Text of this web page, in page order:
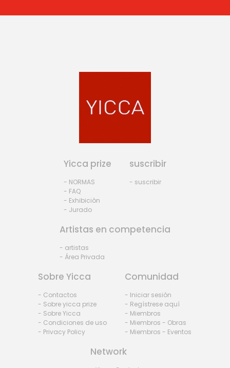
Yicca prize
- NORMAS
- FAQ
- Exhibiciòn
- Jurado
suscribir
- suscribir
Artistas en competencia
- artistas
- Área Privada
Sobre Yicca
- Contactos
- Sobre yicca prize
- Sobre Yicca
- Condiciones de uso
- Privacy Policy
Comunidad
- Iniciar sesión
- Regístrese aquí
- Miembros
- Miembros - Obras
- Miembros - Eventos
Network